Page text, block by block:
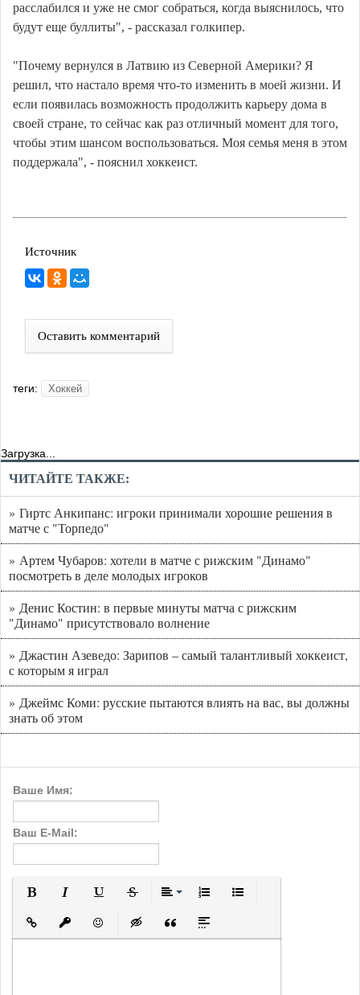
расслабился и уже не смог собраться, когда выяснилось, что
будут еще буллиты", - рассказал голкипер.
"Почему вернулся в Латвию из Северной Америки? Я
решил, что настало время что-то изменить в моей жизни. И
если появилась возможность продолжить карьеру дома в
своей стране, то сейчас как раз отличный момент для того,
чтобы этим шансом воспользоваться. Моя семья меня в этом
поддержала", - пояснил хоккеист.
Источник
Оставить комментарий
теги: Хоккей
Загрузка...
ЧИТАЙТЕ ТАКЖЕ:
» Гиртс Анкипанс: игроки принимали хорошие решения в
матче с "Торпедо"
» Артем Чубаров: хотели в матче с рижским "Динамо"
посмотреть в деле молодых игроков
» Денис Костин: в первые минуты матча с рижским
"Динамо" присутствовало волнение
» Джастин Азеведо: Зарипов – самый талантливый хоккеист,
с которым я играл
» Джеймс Коми: русские пытаются влиять на вас, вы должны
знать об этом
Ваше Имя:
Ваш E-Mail:
Вставить ссылку
Вставить защищенную ссылку
Вставить смайлик
Вставка скрытого текста
Вставка цитаты
Вставка спойлера